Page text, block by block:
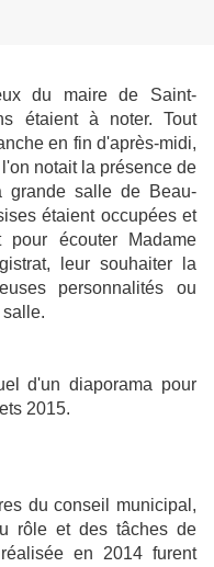
du maire de Saint-
étaient à noter. Tout
en fin d'après-midi,
notait la présence de
grande salle de Beau-
étaient occupées et
écouter Madame
leur souhaiter la
personnalités ou
d'un diaporama pour
2015.
du conseil municipal,
rôle et des tâches de
en 2014 furent